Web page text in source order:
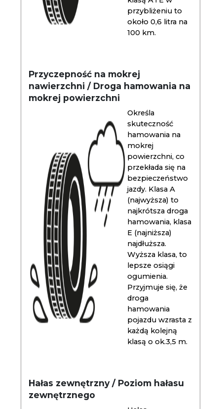
przybliżeniu to
około 0,6 litra na
100 km.
Przyczepność na mokrej
nawierzchni / Droga hamowania na
mokrej powierzchni
Określa
skuteczność
hamowania na
mokrej
powierzchni, co
przekłada się na
bezpieczeństwo
jazdy. Klasa A
(najwyższa) to
najkrótsza droga
hamowania, klasa
E (najniższa)
najdłuższa.
Wyższa klasa, to
lepsze osiągi
ogumienia.
Przyjmuje się, że
droga
hamowania
pojazdu wzrasta z
każdą kolejną
klasą o ok.3,5 m.
Hałas zewnętrzny / Poziom hałasu
zewnętrznego